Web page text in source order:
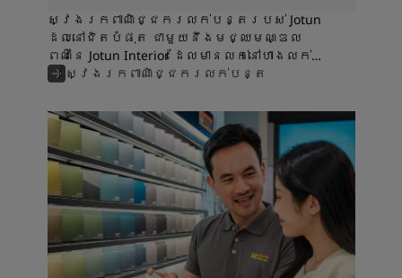
ស្វែងរកពាណិជ្ជករលក់បន្តរបស់ Jotun
ដែលនៅជិតបំផុត ជាមួយនឹងមជ្ឈមណ្ឌល
ពណ៌នៃ Jotun Interior ដែលមានលក់នៅហាងលក់
រាយភាគច្រើន។
ស្វែងរកពាណិជ្ជករលក់បន្ត